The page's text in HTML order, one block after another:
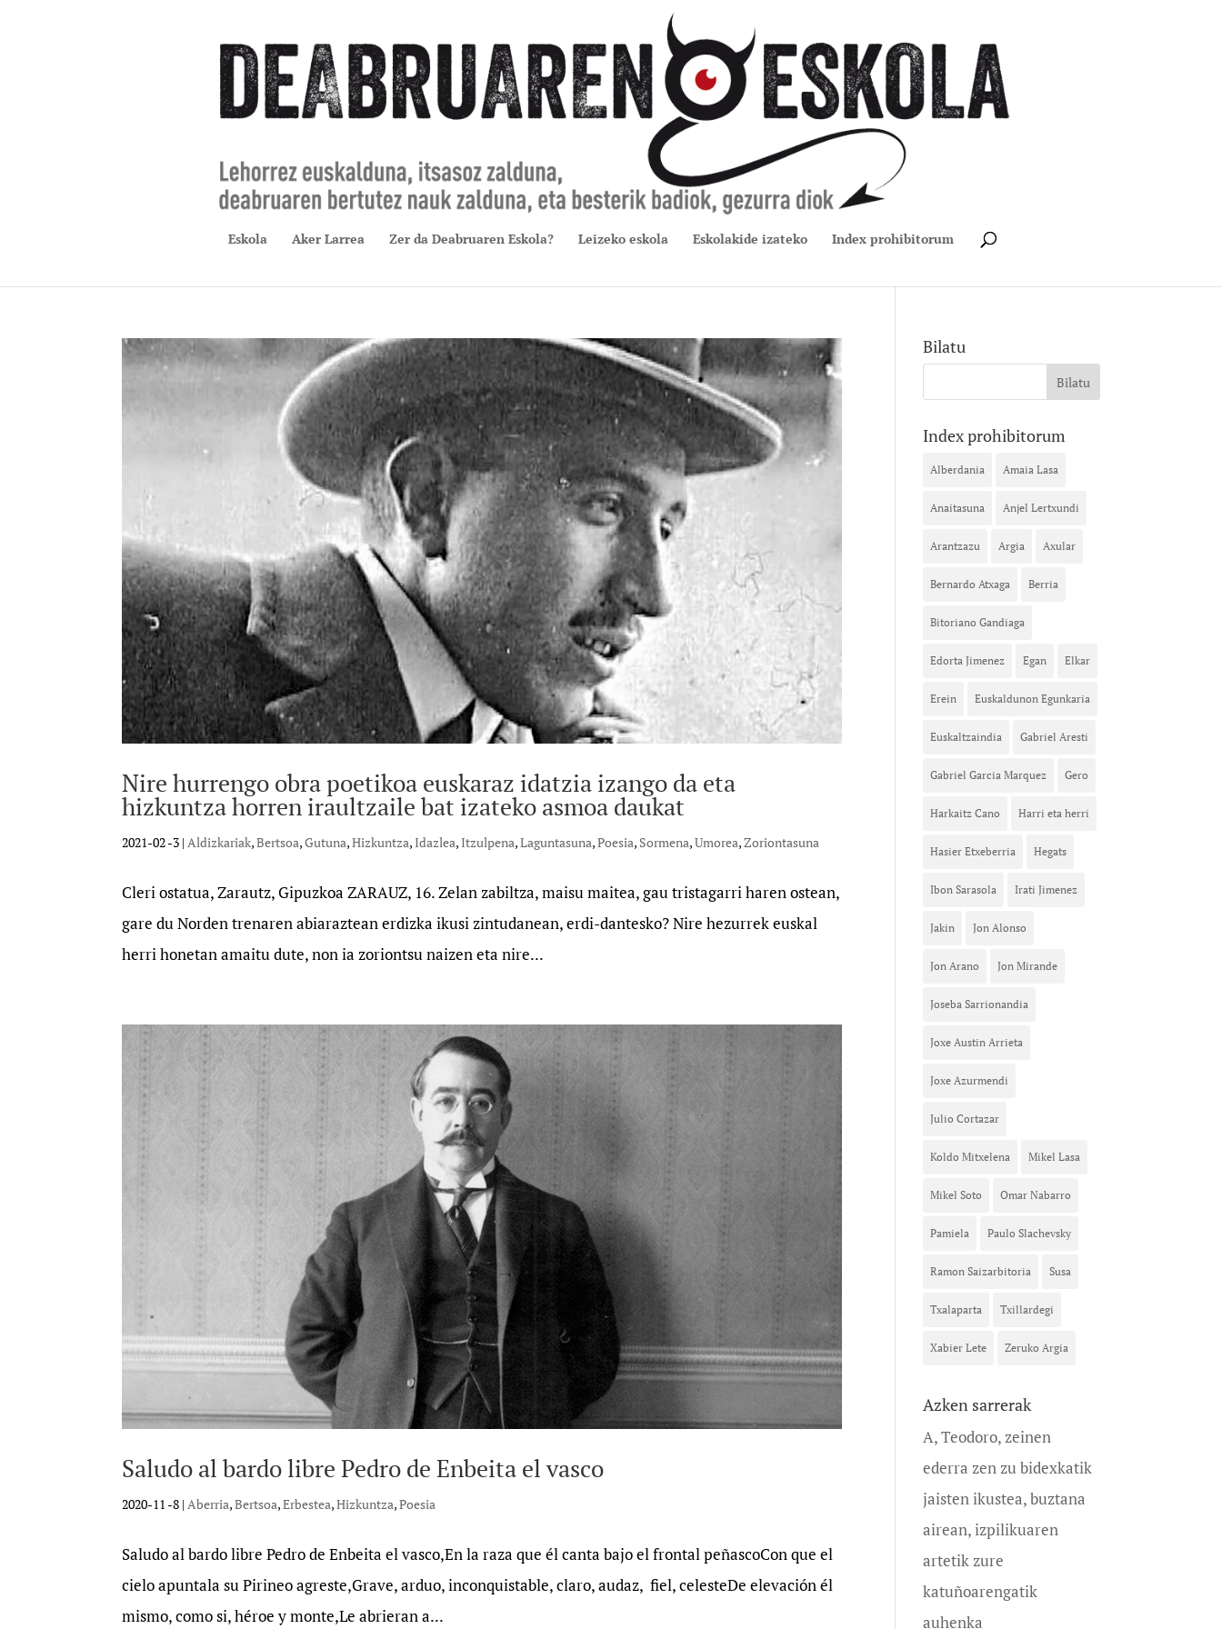
Eskola Aker Larrea Zer da Deabruaren Eskola? Leizeko eskola Eskolakide izateko Index prohibitorum
Nire hurrengo obra poetikoa euskaraz idatzia izango da eta
hizkuntza horren iraultzaile bat izateko asmoa daukat
2021-02 -3 | Aldizkariak,Bertsoa,Gutuna,Hizkuntza,Idazlea,Itzulpena,Laguntasuna,Poesia, Sormena,Umorea,Zoriontasuna
Cleri ostatua, Zarautz, Gipuzkoa ZARAUZ, 16. Zelan zabiltza, maisu maitea, gau tristagarri haren ostean,
gare du Norden trenaren abiaraztean erdizka ikusi zintudanean, erdi-dantesko? Nire hezurrek euskal
herri honetan amaitu dute, non ia zoriontsu naizen eta nire...
Saludo al bardo libre Pedro de Enbeita el vasco
2020-11 -8 |Aberria,Bertsoa,Erbestea,Hizkuntza,Poesia
Saludo al bardo libre Pedro de Enbeita el vasco,En la raza que él canta bajo el frontal peñascoCon que el
cielo apuntala su Pirineo agreste,Grave, arduo, inconquistable, claro, audaz, fiel, celesteDe elevación él
mismo, como si, héroe y monte,Le abrieran a...
Bilatu
Index prohibitorum
Alberdania Amaia Lasa
Anaitasuna Anjel Lertxundi
Arantzazu Argia Axular
Bernardo Atxaga Berria
Bitoriano Gandiaga
Edorta Jimenez Egan Elkar
Erein Euskaldunon Egunkaria
Euskaltzaindia Gabriel Aresti
Gabriel Garcia Marquez Gero
Harkaitz Cano Harri eta herri
Hasier Etxeberria Hegats
Ibon Sarasola Irati Jimenez
Jakin Jon Alonso
Jon Arano Jon Mirande
Joseba Sarrionandia
Joxe Austin Arrieta
Joxe Azurmendi
Julio Cortazar
Koldo Mitxelena Mikel Lasa
Mikel Soto Omar Nabarro
Pamiela Paulo Slachevsky
Ramon Saizarbitoria Susa
Txalaparta Txillardegi
Xabier Lete Zeruko Argia
Azken sarrerak
A, Teodoro, zeinen
ederra zen zu bidexkatik
jaisten ikustea, buztana
airean, izpilikuaren
artetik zure
katuñoarengatik
auhenka